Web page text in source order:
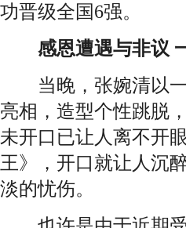
功晋级全国6强。
感恩遭遇与非议
当晚，张婉清以一
亮相，造型个性跳脱
未开口已让人离不开
王》，开口就让人沉
淡的忧伤。